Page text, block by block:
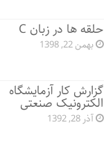
حلقه ها در زبان C
بهمن 22, 1398
گزارش کار آزمایشگاه
الکترونیک صنعتی
آذر 28, 1392